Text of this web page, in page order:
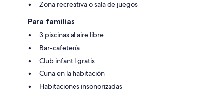
Zona recreativa o sala de juegos
Para familias
3 piscinas al aire libre
Bar-cafetería
Club infantil gratis
Cuna en la habitación
Habitaciones insonorizadas